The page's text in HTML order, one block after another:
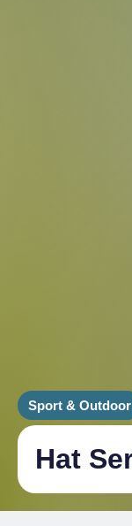
Sport & Outdoor
Hat